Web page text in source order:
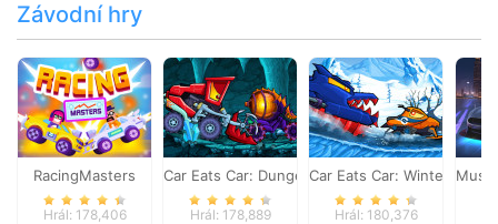
Závodní hry
RacingMasters
Hrál: 178,406
Car Eats Car: Dungeon Adventure
Hrál: 178,889
Car Eats Car: Winter
Hrál: 180,376